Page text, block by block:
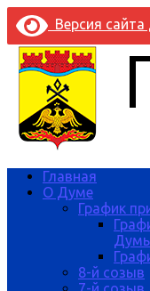
Версия
Главная
О Думе
График
8-й созыв